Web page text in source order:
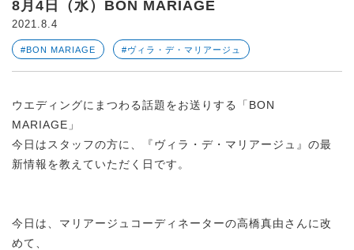
8月4日（水）BON MARIAGE
2021.8.4
#BON MARIAGE #ヴィラ・デ・マリアージュ
ウエディングにまつわる話題をお送りする「BON
MARIAGE」
今日はスタッフの方に、『ヴィラ・デ・マリアージュ』の最
新情報を教えていただく日です。
今日は、マリアージュコーディネーターの高橋真由さんに改
めて、